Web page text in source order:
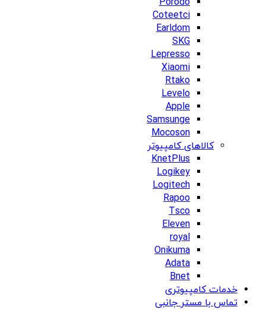
Coteetci
Earldom
SKG
Lepresso
Xiaomi
Rtako
Levelo
Apple
Samsunge
Mocoson
کالاهای کامپیوتر
KnetPlus
Logikey
Logitech
Rapoo
Tsco
Eleven
royal
Onikuma
Adata
Bnet
خدمات کامپیوتری
تماس با مستر جانبی